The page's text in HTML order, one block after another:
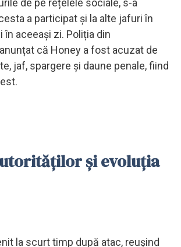
a participat și la alte jafuri în
în aceeași zi. Poliția din
că Honey a fost acuzat de
jaf, spargere și daune penale, fiind
și evoluția
la scurt timp după atac, reușind